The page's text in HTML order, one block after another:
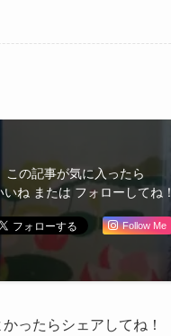
この記事が気に入ったら
ね または フォローしてね！
Follow Me
かったらシェアしてね！